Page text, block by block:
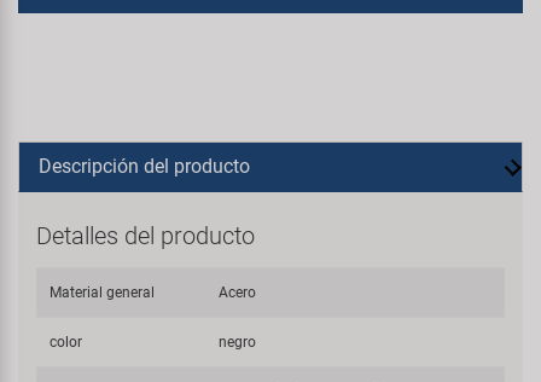
Descripción del producto
Detalles del producto
Material general Acero
color negro